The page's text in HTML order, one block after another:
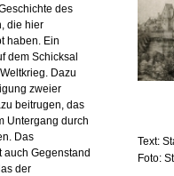
Text:
Foto:
des
die hier
haben. Ein
dem Schicksal
Dazu
zweier
beitrugen, das
Untergang durch
Das
auch Gegenstand
der